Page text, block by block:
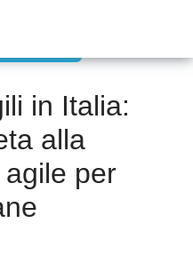
in Italia:
alla
per